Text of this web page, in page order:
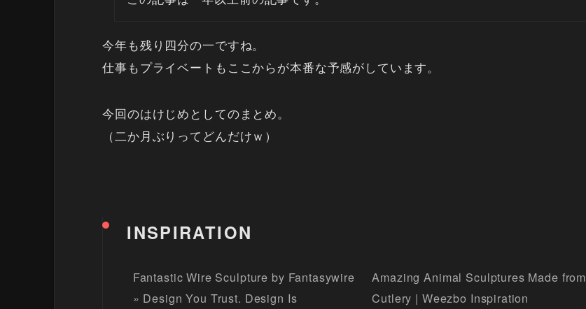
今年も残り四分の一ですね。
仕事もプライベートもここからが本番な予感がしています。
今回のはけじめとしてのまとめ。
（二か月ぶりってどんだけｗ）
INSPIRATION
Fantastic Wire Sculpture by Fantasywire
» Design You Trust. Design Is
Amazing Animal Sculptures Made from
Cutlery | Weezbo Inspiration